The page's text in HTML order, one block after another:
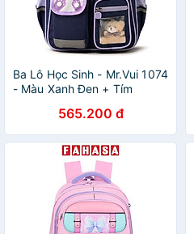
Ba Lô Học Sinh - Mr.Vui 1074
- Màu Xanh Đen + Tím
565.200 đ